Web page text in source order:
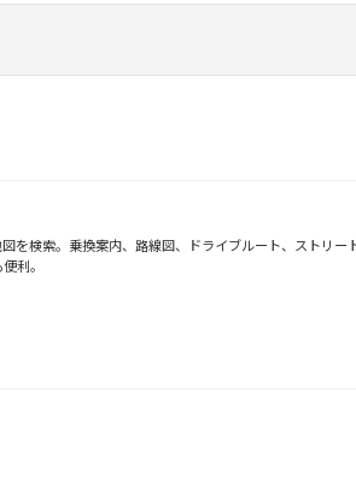
を検索。乗換案内、路線図、ドライブルート、ストリ
利。